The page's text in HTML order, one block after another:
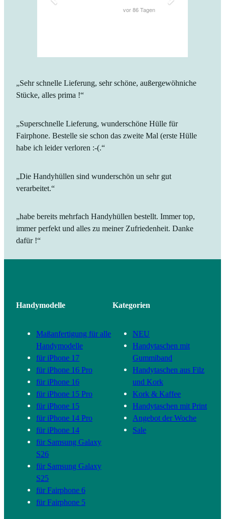
„Sehr schnelle Lieferung, sehr schöne, außergewöhniche
Stücke, alles prima !“
„Superschnelle Lieferung, wunderschöne Hülle für
Fairphone. Bestelle sie schon das zweite Mal (erste Hülle
habe ich leider verloren :-(.“
„Die Handyhüllen sind wunderschön un sehr gut
verarbeitet.“
„habe bereits mehrfach Handyhüllen bestellt. Immer top,
immer perfekt und alles zu meiner Zufriedenheit. Danke
dafür !“
Handymodelle
Maßanfertigung für alle
Handymodelle
für iPhone 17
für iPhone 16 Pro
für iPhone 16
für iPhone 15 Pro
für iPhone 15
für iPhone 14 Pro
für iPhone 14
für Samsung Galaxy
S26
für Samsung Galaxy
S25
für Fairphone 6
für Fairphone 5
Kategorien
NEU
Handytaschen mit
Gummiband
Handytaschen aus Filz
und Kork
Kork & Kaffee
Handytaschen mit Print
Angebot der Woche
Sale